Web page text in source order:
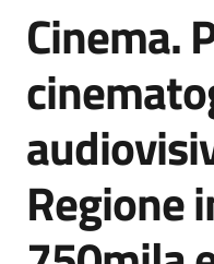
Agenzia
di
informazione
e
comunicazione
Salta al contenuto
Cinema.
Regione